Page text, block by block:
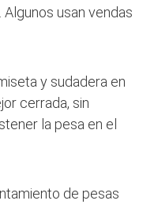
usan vendas
y sudadera en
cerrada, sin
la pesa en el
de pesas